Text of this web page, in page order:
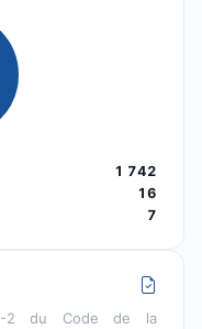
1 742
16
7
7-2 du Code de la